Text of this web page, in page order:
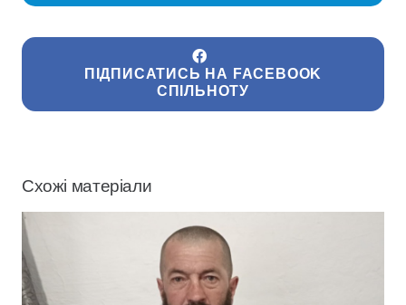
ПІДПИСАТИСЬ НА FACEBOOK
СПІЛЬНОТУ
Схожі матеріали